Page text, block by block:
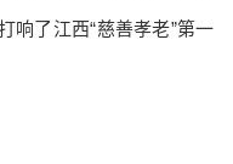
响了江西“慈善孝老”第一